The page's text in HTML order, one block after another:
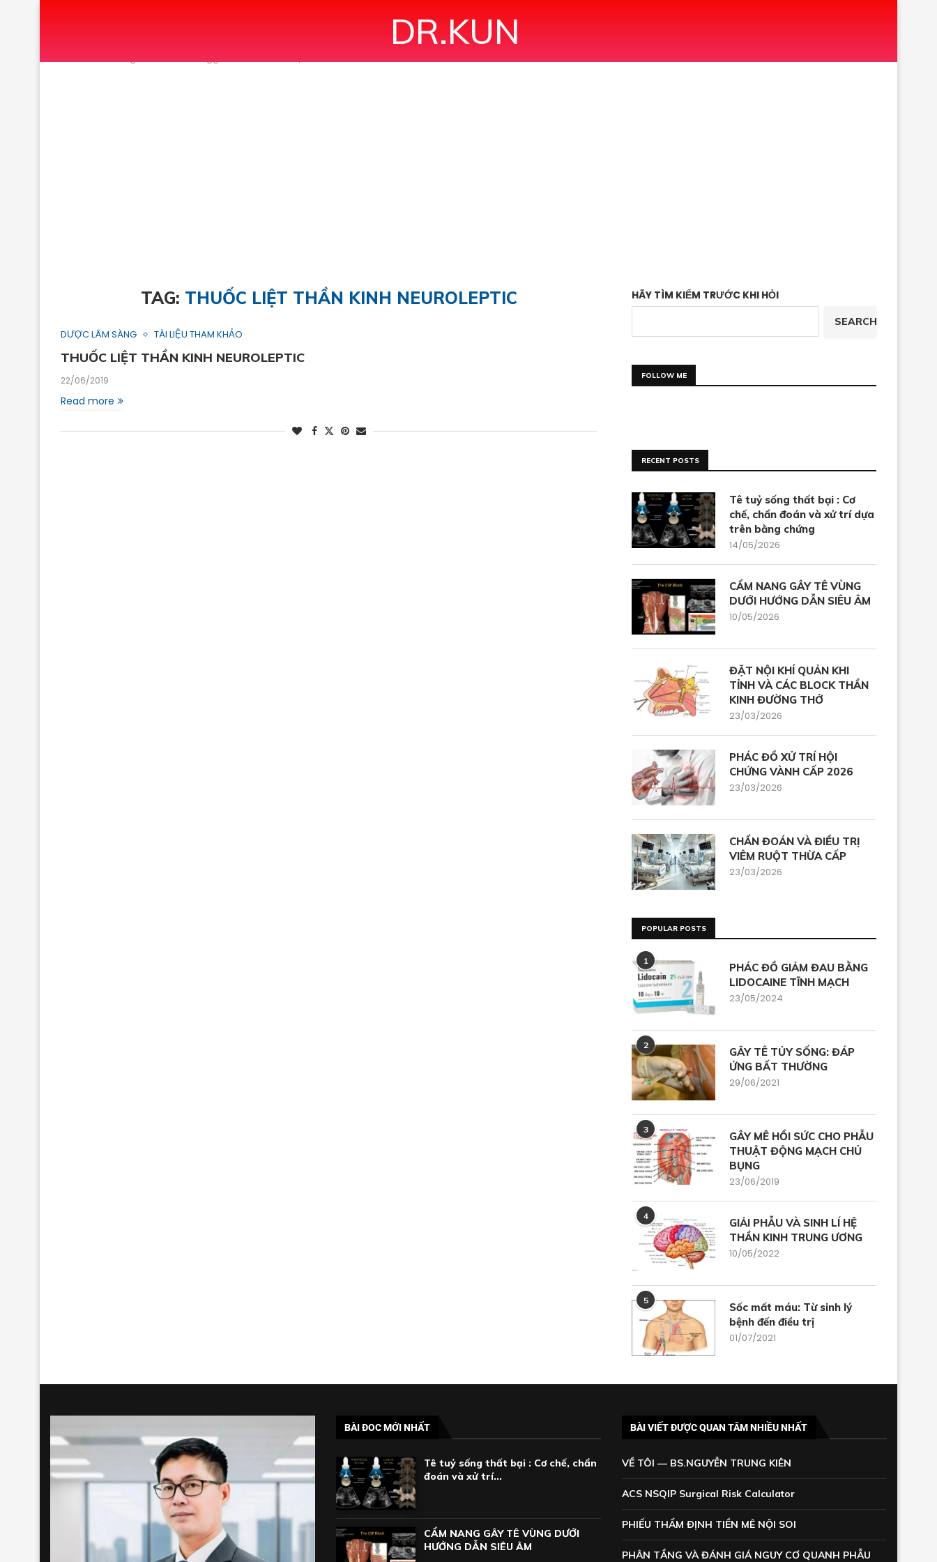
DR.KUN
TAG: THUỐC LIỆT THẦN KINH NEUROLEPTIC
DƯỢC LÂM SÀNG TÀI LIỆU THAM KHẢO
THUỐC LIỆT THẦN KINH NEUROLEPTIC
22/06/2019
Read more
HÃY TÌM KIẾM TRƯỚC KHI HỎI
SEARCH
FOLLOW ME
RECENT POSTS
Tê tuỷ sống thất bại : Cơ
chế, chẩn đoán và xử trí dựa
trên bằng chứng
14/05/2026
CẨM NANG GÂY TÊ VÙNG
DƯỚI HƯỚNG DẪN SIÊU ÂM
10/05/2026
ĐẶT NỘI KHÍ QUẢN KHI
TỈNH VÀ CÁC BLOCK THẦN
KINH ĐƯỜNG THỞ
23/03/2026
PHÁC ĐỒ XỬ TRÍ HỘI
CHỨNG VÀNH CẤP 2026
23/03/2026
CHẨN ĐOÁN VÀ ĐIỀU TRỊ
VIÊM RUỘT THỪA CẤP
23/03/2026
POPULAR POSTS
1
PHÁC ĐỒ GIẢM ĐAU BẰNG
LIDOCAINE TĨNH MẠCH
23/05/2024
2
GÂY TÊ TỦY SỐNG: ĐÁP
ỨNG BẤT THƯỜNG
29/06/2021
3
GÂY MÊ HỒI SỨC CHO PHẪU
THUẬT ĐỘNG MẠCH CHỦ
BỤNG
23/06/2019
4
GIẢI PHẪU VÀ SINH LÍ HỆ
THẦN KINH TRUNG ƯƠNG
10/05/2022
5
Sốc mất máu: Từ sinh lý
bệnh đến điều trị
01/07/2021
BÀI ĐOC MỚI NHẤT
Tê tuỷ sống thất bại : Cơ chế, chẩn
đoán và xử trí...
CẨM NANG GÂY TÊ VÙNG DƯỚI
HƯỚNG DẪN SIÊU ÂM
BÀI VIẾT ĐƯỢC QUAN TÂM NHIỀU NHẤT
VỀ TÔI — BS.NGUYỄN TRUNG KIÊN
ACS NSQIP Surgical Risk Calculator
PHIẾU THẨM ĐỊNH TIỀN MÊ NỘI SOI
PHÂN TẦNG VÀ ĐÁNH GIÁ NGUY CƠ QUANH PHẪU